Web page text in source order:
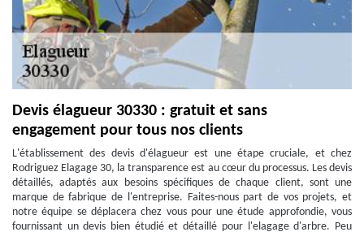
Devis élagueur 30330 : gratuit et sans
engagement pour tous nos clients
L'établissement des devis d'élagueur est une étape cruciale, et chez
Rodriguez Elagage 30, la transparence est au cœur du processus. Les devis
détaillés, adaptés aux besoins spécifiques de chaque client, sont une
marque de fabrique de l'entreprise. Faites-nous part de vos projets, et
notre équipe se déplacera chez vous pour une étude approfondie, vous
fournissant un devis bien étudié et détaillé pour l'elagage d'arbre. Peu